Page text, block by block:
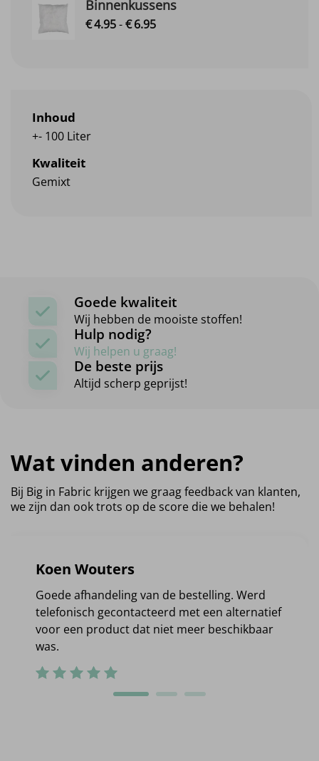
Inhoud
+- 100 Liter
Kwaliteit
Gemixt
Binnenkussens
€4.95-€6.95Prijsklasse:
Goede kwaliteit
Wij hebben de mooiste stoffen!
Hulp nodig?
Wij helpen u graag!
De beste prijs
Altijd scherp geprijst!
Wat vinden anderen?
Bij Big in Fabric krijgen we graag feedback van klanten,
we zijn dan ook trots op de score die we behalen!
Koen Wouters
Goede afhandeling van de bestelling. Werd
telefonisch gecontacteerd met een alternatief
voor een product dat niet meer beschikbaar
was.